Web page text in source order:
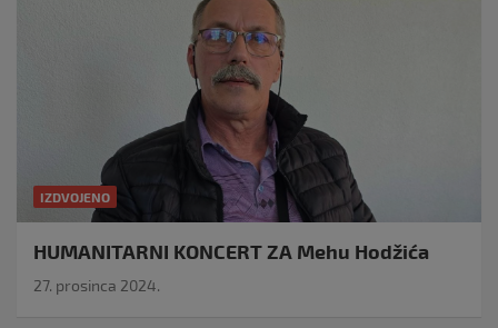
IZDVOJENO
HUMANITARNI KONCERT ZA Mehu Hodžića
27. prosinca 2024.